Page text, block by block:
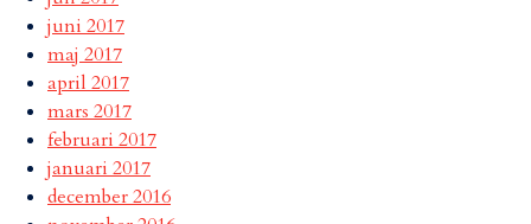
juni 2017
maj 2017
april 2017
mars 2017
februari 2017
januari 2017
december 2016